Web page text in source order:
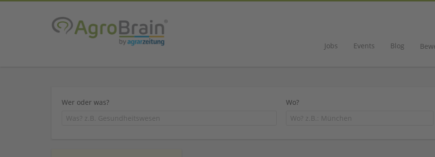
Jobs Events Blog
Wer oder was? Wo?